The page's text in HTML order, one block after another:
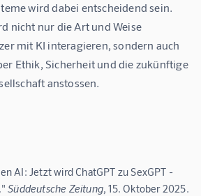
wird dabei entscheidend sein.
nicht nur die Art und Weise
mit KI interagieren, sondern auch
Ethik, Sicherheit und die zukünftige
anstossen.
AI: Jetzt wird ChatGPT zu SexGPT -
Süddeutsche Zeitung, 15. Oktober 2025.